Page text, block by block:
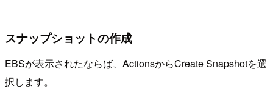
スナップショットの作成
EBSが表示されたならば、ActionsからCreate Snapshotを選
択します。